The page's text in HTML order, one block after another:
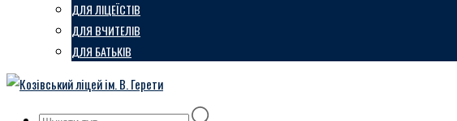
ДЛЯ ЛІЦЕЇСТІВ
ДЛЯ ВЧИТЕЛІВ
ДЛЯ БАТЬКІВ